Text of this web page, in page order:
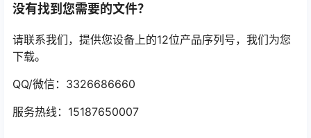
没有找到您需要的文件？
请联系我们，提供您设备上的12位产品序列号，我们为您
下载。
QQ/微信：3326686660
服务热线：15187650007